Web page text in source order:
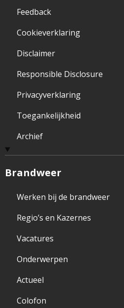
Feedback
Cookieverklaring
Disclaimer
Responsible Disclosure
Privacyverklaring
Toegankelijkheid
Archief
Brandweer
Werken bij de brandweer
Regio’s en Kazernes
Vacatures
Onderwerpen
Actueel
Colofon